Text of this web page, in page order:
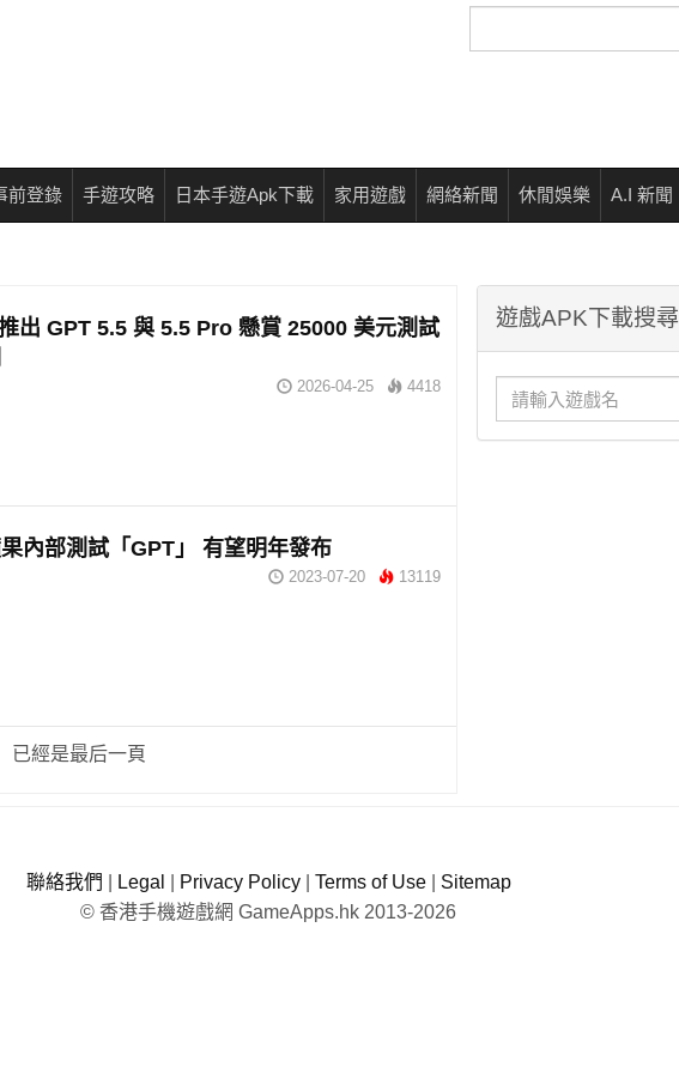
尋
前登錄 手遊攻略 日本手遊Apk下載 家用遊戲 網絡新聞 休閒娛樂 A.I 新聞
出 GPT 5.5 與 5.5 Pro 懸賞 25000 美元測試
2026-04-25 4418
內部測試「GPT」 有望明年發布
2023-07-20 13119
已經是最后一頁
遊戲APK下載搜尋
聯絡我們 Legal Privacy Policy| Terms of Use| Sitemap
© 香港手機遊戲網 GameApps.hk 2013-2026